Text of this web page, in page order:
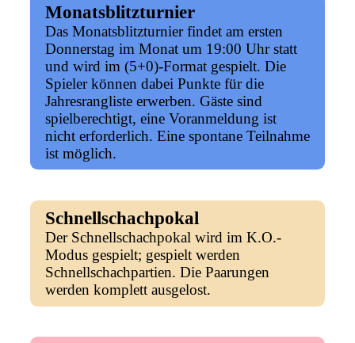
Monatsblitzturnier
Das Monatsblitzturnier findet am ersten
Donnerstag im Monat um 19:00 Uhr statt
und wird im (5+0)-Format gespielt. Die
Spieler können dabei Punkte für die
Jahresrangliste erwerben. Gäste sind
spielberechtigt, eine Voranmeldung ist
nicht erforderlich. Eine spontane Teilnahme
ist möglich.
Schnellschachpokal
Der Schnellschachpokal wird im K.O.-
Modus gespielt; gespielt werden
Schnellschachpartien. Die Paarungen
werden komplett ausgelost.